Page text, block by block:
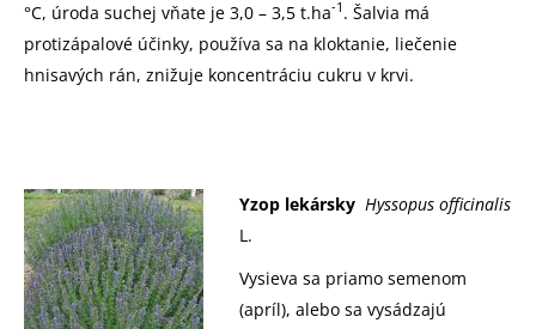
°C, úroda suchej vňate je 3,0 – 3,5 t.ha-1 . Šalvia má
protizápalové účinky, používa sa na kloktanie, liečenie
hnisavých rán, znižuje koncentráciu cukru v krvi.
Yzop lekársky Hyssopus officinalis
L.
Vysieva sa priamo semenom
(apríl), alebo sa vysádzajú